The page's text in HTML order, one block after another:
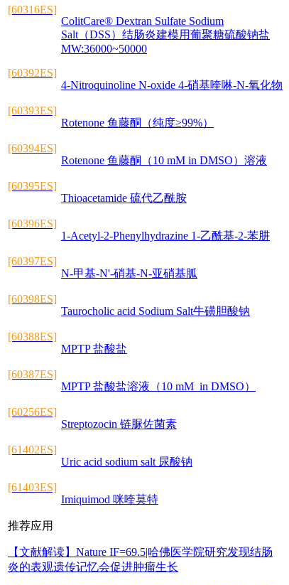
[60316ES]
ColitCare® Dextran Sulfate Sodium
Salt（DSS）结肠炎建模用葡聚糖硫酸钠盐
MW:36000~50000
[60392ES]
4-Nitroquinoline N-oxide 4-硝基喹啉-N-氧化物
[60393ES]
Rotenone 鱼藤酮（纯度≥99%）
[60394ES]
Rotenone 鱼藤酮（10 mM in DMSO）溶液
[60395ES]
Thioacetamide 硫代乙酰胺
[60396ES]
1-Acetyl-2-Phenylhydrazine 1-乙酰基-2-苯肼
[60397ES]
N-甲基-N'-硝基-N-亚硝基胍
[60398ES]
Taurocholic acid Sodium Salt牛磺胆酸钠
[60388ES]
MPTP 盐酸盐
[60387ES]
MPTP 盐酸盐溶液（10 mM in DMSO）
[60256ES]
Streptozocin 链脲佐菌素
[61402ES]
Uric acid sodium salt 尿酸钠
[61403ES]
Imiquimod 咪喹莫特
推荐应用
【文献解读】 Nature IF=69.5|哈佛医学院研究发现结肠
炎的表观遗传记忆会促进肿瘤生长